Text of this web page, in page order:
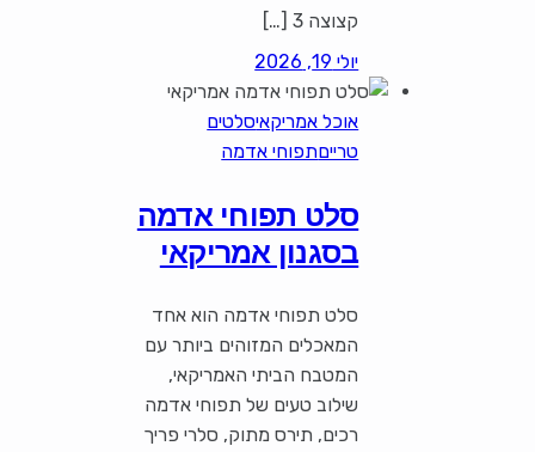
קצוצה 3 […]
יולי 19, 2026
אוכל אמריקאיסלטים
טרייםתפוחי אדמה
סלט תפוחי אדמה
בסגנון אמריקאי
סלט תפוחי אדמה הוא אחד
המאכלים המזוהים ביותר עם
המטבח הביתי האמריקאי,
שילוב טעים של תפוחי אדמה
רכים, תירס מתוק, סלרי פריך